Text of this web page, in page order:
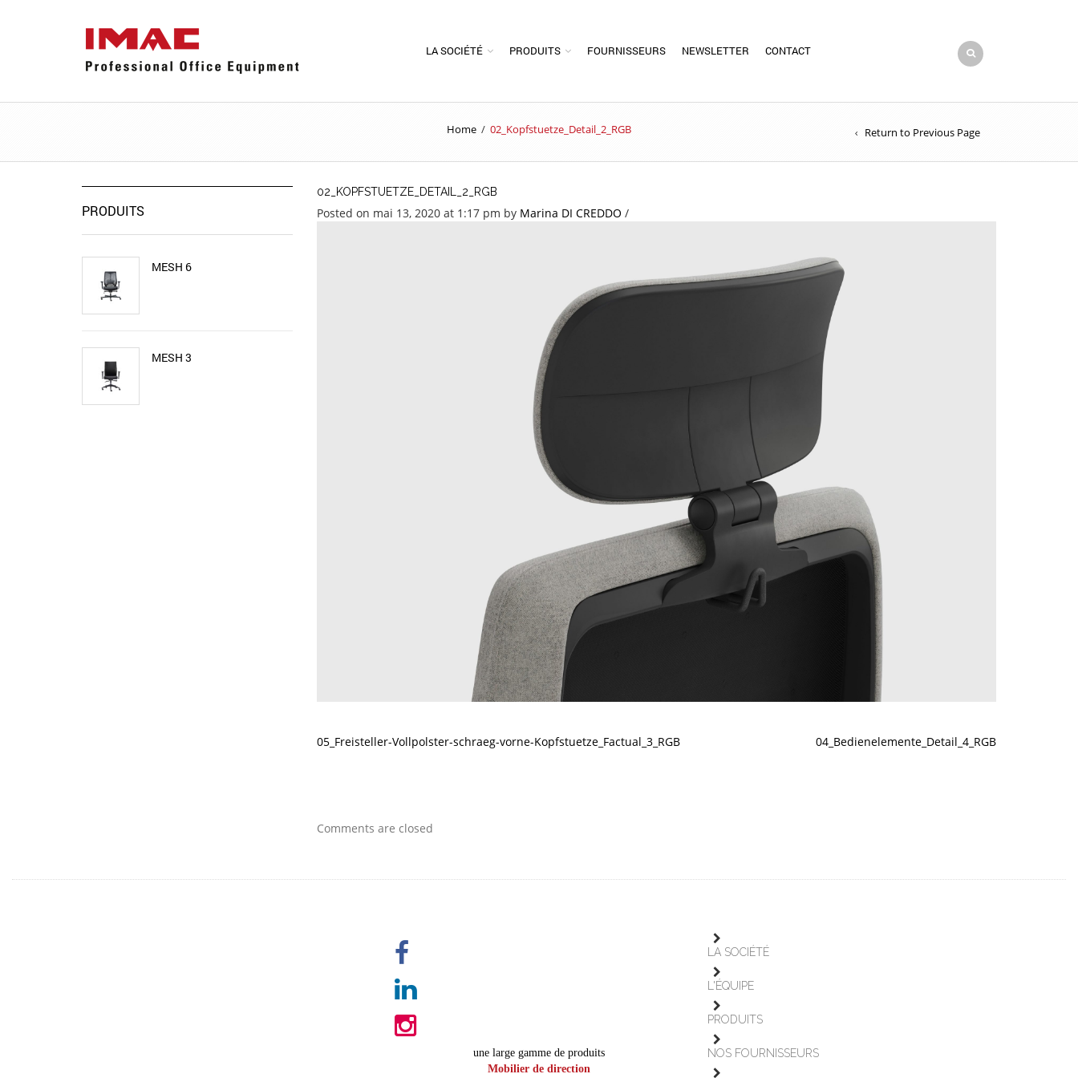
LA SOCIÉTÉ PRODUITS FOURNISSEURS NEWSLETTER CONTACT
Home / 02_Kopfstuetze_Detail_2_RGB Return to Previous Page
02_KOPFSTUETZE_DETAIL_2_RGB
Posted on mai 13, 2020 at 1:17 pm by Marina DI CREDDO /
05_Freisteller-Vollpolster-schraeg-vorne-Kopfstuetze_Factual_3_RGB 04_Bedienelemente_Detail_4_RGB
Comments are closed
PRODUITS
MESH 6
MESH 3
une large gamme de produits
Mobilier de direction
LA SOCIÉTÉ
L'ÉQUIPE
PRODUITS
NOS FOURNISSEURS